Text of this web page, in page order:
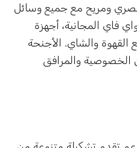
ومريح مع جميع وسائل
فاي المجانية، أجهزة
القهوة والشاي. الأجنحة
الخصوصية والمرافق